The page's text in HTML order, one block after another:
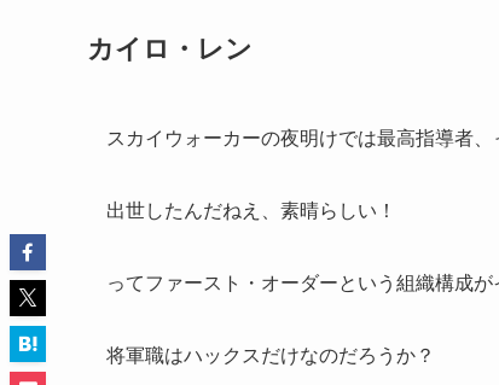
カイロ・レン
スカイウォーカーの夜明けでは最高指導者、
出世したんだねえ、素晴らしい！
ってファースト・オーダーという組織構成が
将軍職はハックスだけなのだろうか？